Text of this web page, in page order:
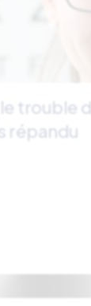
trouble
répandu